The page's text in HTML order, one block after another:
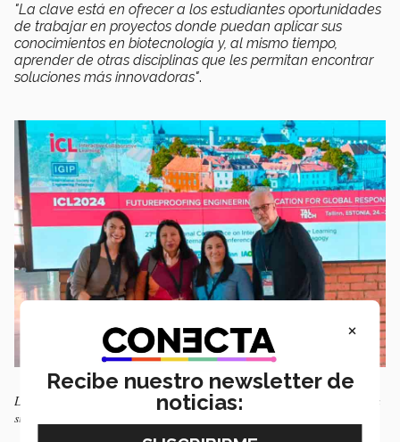
"La clave está en ofrecer a los estudiantes oportunidades
de trabajar en proyectos donde puedan aplicar sus
conocimientos en biotecnología y, al mismo tiempo,
aprender de otras disciplinas que les permitan encontrar
soluciones más innovadoras".
La presencia del Tec de Monterrey en congresos internacionales refuerza
su liderazgo en educación. Foto: Cynthia González.
×
Recibe nuestro newsletter de
noticias: